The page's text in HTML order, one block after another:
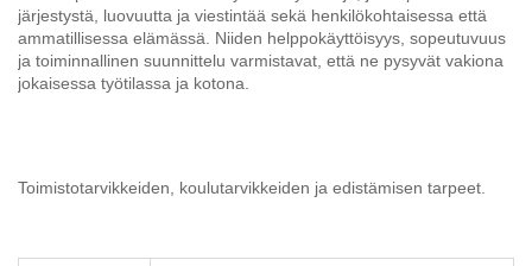
järjestystä, luovuutta ja viestintää sekä henkilökohtaisessa että
ammatillisessa elämässä. Niiden helppokäyttöisyys, sopeutuvuus
ja toiminnallinen suunnittelu varmistavat, että ne pysyvät vakiona
jokaisessa työtilassa ja kotona.
Toimistotarvikkeiden, koulutarvikkeiden ja edistämisen tarpeet.